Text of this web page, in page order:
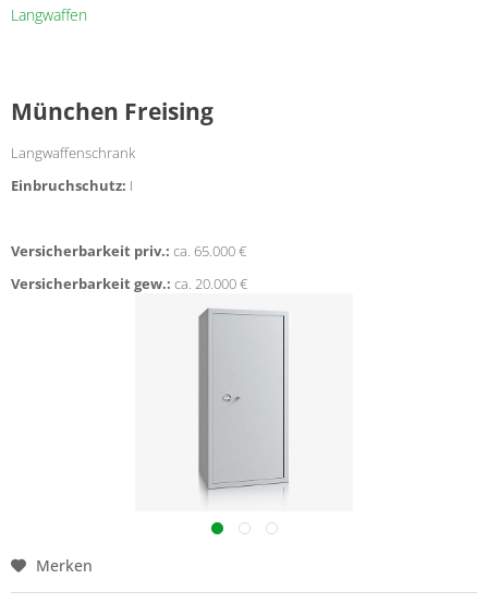
Langwaffen
München Freising
Langwaffenschrank
Einbruchschutz: I
Versicherbarkeit priv.: ca. 65.000 €
Versicherbarkeit gew.: ca. 20.000 €
Merken